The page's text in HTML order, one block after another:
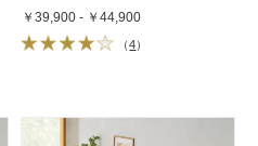
￥39,900 - ￥44,900
（4）